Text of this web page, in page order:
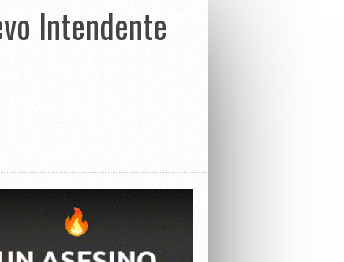
Intendente